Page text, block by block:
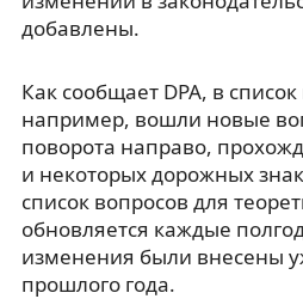
добавлены.
Как сообщает DPA, в
например, вошли новые
поворота направо,
и некоторых дорожных
список вопросов для
обновляется каждые
изменения были внесены
прошлого года.